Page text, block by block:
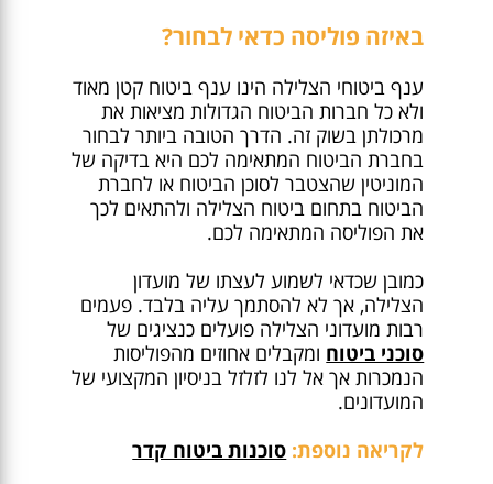
באיזה פוליסה כדאי לבחור?
ענף ביטוחי הצלילה הינו ענף ביטוח קטן מאוד
ולא כל חברות הביטוח הגדולות מציאות את
מרכולתן בשוק זה. הדרך הטובה ביותר לבחור
בחברת הביטוח המתאימה לכם היא בדיקה של
המוניטין שהצטבר לסוכן הביטוח או לחברת
הביטוח בתחום ביטוח הצלילה ולהתאים לכך
את הפוליסה המתאימה לכם.
כמובן שכדאי לשמוע לעצתו של מועדון
הצלילה, אך לא להסתמך עליה בלבד. פעמים
רבות מועדוני הצלילה פועלים כנציגים של
סוכני ביטוח ומקבלים אחוזים מהפוליסות
הנמכרות אך אל לנו לזלזל בניסיון המקצועי של
המועדונים.
לקריאה נוספת: סוכנות ביטוח קדר